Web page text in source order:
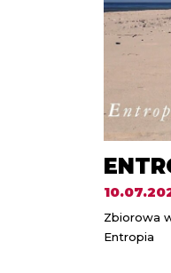
Zbiorowa
Entropia